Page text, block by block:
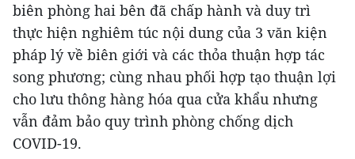
biên phòng hai bên đã chấp hành và duy trì
thực hiện nghiêm túc nội dung của 3 văn kiện
pháp lý về biên giới và các thỏa thuận hợp tác
song phương; cùng nhau phối hợp tạo thuận lợi
cho lưu thông hàng hóa qua cửa khẩu nhưng
vẫn đảm bảo quy trình phòng chống dịch
COVID-19.